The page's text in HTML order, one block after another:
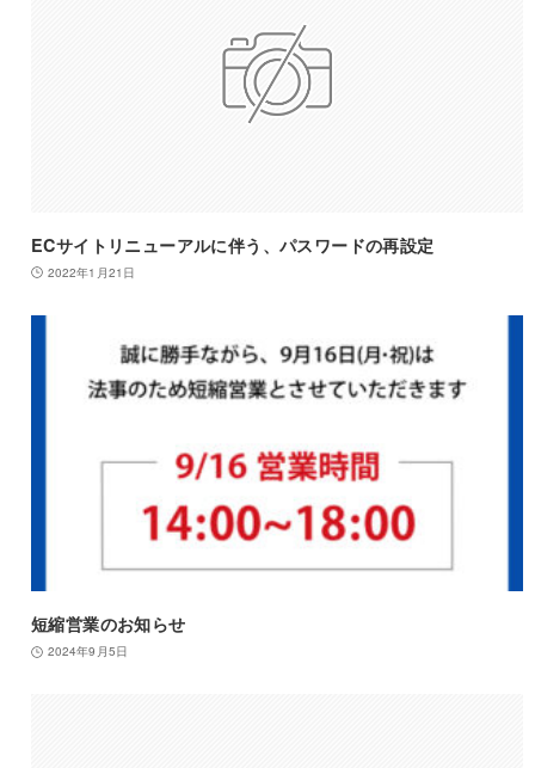
ECサイトリニューアルに伴う、パスワードの再設定
2022年1月21日
短縮営業のお知らせ
2024年9月5日